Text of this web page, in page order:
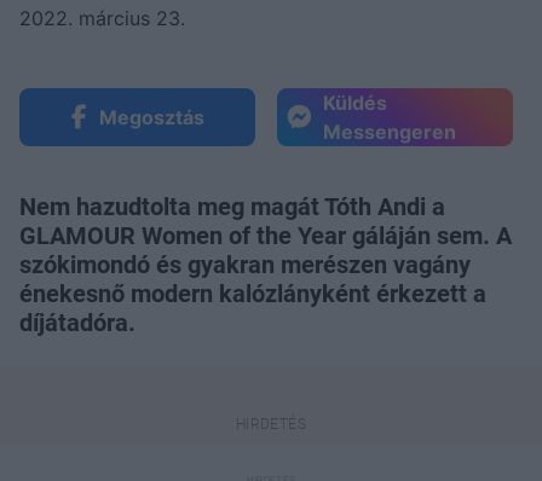
2022. március 23.
Megosztás
Küldés
Messengeren
Nem hazudtolta meg magát Tóth Andi a
GLAMOUR Women of the Year gáláján sem. A
szókimondó és gyakran merészen vagány
énekesnő modern kalózlányként érkezett a
díjátadóra.